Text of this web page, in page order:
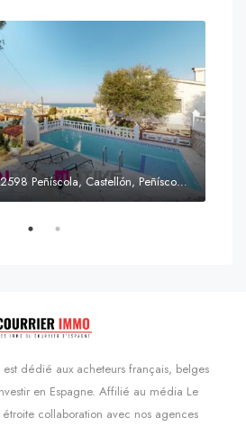
C. Guatemala, 6, 12598 Peñíscola, Castellón, Peñíscola, Communauté valencienne
dédié aux acheteurs français, belges
en Espagne. Affilié au média Le
collaboration avec nos agences